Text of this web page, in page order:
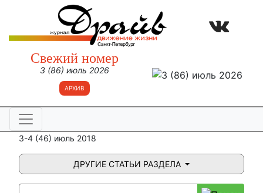
Свежий номер
3 (86) июль 2026
АРХИВ
3-4 (46) июль 2018
ДРУГИЕ СТАТЬИ РАЗДЕЛА